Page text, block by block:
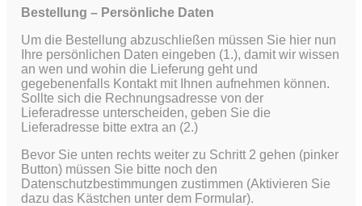
Bestellung – Persönliche Daten
Um die Bestellung abzuschließen müssen Sie hier nun
Ihre persönlichen Daten eingeben (1.), damit wir wissen
an wen und wohin die Lieferung geht und
gegebenenfalls Kontakt mit Ihnen aufnehmen können.
Sollte sich die Rechnungsadresse von der
Lieferadresse unterscheiden, geben Sie die
Lieferadresse bitte extra an (2.)
Bevor Sie unten rechts weiter zu Schritt 2 gehen (pinker
Button) müssen Sie bitte noch den
Datenschutzbestimmungen zustimmen (Aktivieren Sie
dazu das Kästchen unter dem Formular).